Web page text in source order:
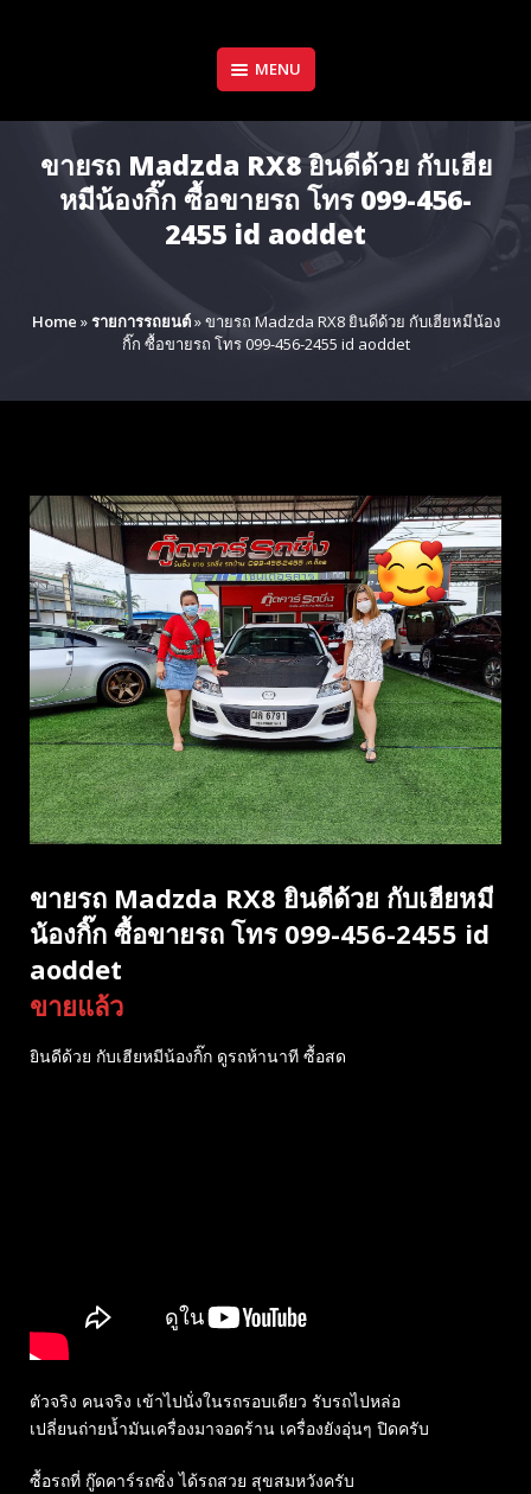
MENU
ขายรถ Madzda RX8 ยินดีด้วย กับเฮีย
หมีน้องกิ๊ก ซื้อขายรถ โทร 099-456-
2455 id aoddet
Home »รายการรถยนต์»ขายรถ Madzda RX8 ยินดีด้วย กับเฮียหมีน้อง
กิ๊ก ซื้อขายรถ โทร 099-456-2455 id aoddet
ขายรถ Madzda RX8 ยินดีด้วย กับเฮียหมี
น้องกิ๊ก ซื้อขายรถ โทร 099-456-2455 id
aoddet
ขายแล้ว
ยินดีด้วย กับเฮียหมีน้องกิ๊ก ดูรถห้านาที ซื้อสด
ตัวจริง คนจริง เข้าไปนั่งในรถรอบเดียว รับรถไปหล่อ
เปลี่ยนถ่ายน้ำมันเครื่องมาจอดร้าน เครื่องยังอุ่นๆ ปิดครับ
ซื้อรถที่ กู๊ดคาร์รถซิ่ง ได้รถสวย สุขสมหวังครับ